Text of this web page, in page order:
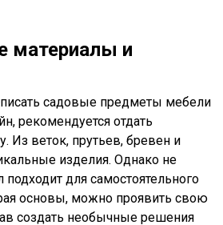
материалы и
садовые предметы мебели
рекомендуется отдать
Из веток, прутьев, бревен и
изделия. Однако не
подходит для самостоятельного
основы, можно проявить свою
создать необычные решения